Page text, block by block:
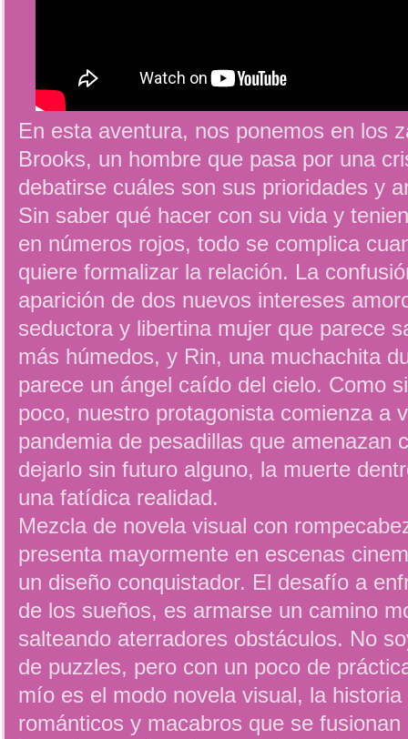
En esta aventura, nos ponemos en los
Brooks, un hombre que pasa por una
debatirse cuáles son sus prioridades y
Sin saber qué hacer con su vida y
en números rojos, todo se complica
quiere formalizar la relación. La
aparición de dos nuevos intereses
seductora y libertina mujer que parece
más húmedos, y Rin, una muchachita
parece un ángel caído del cielo. Como
poco, nuestro protagonista comienza a
pandemia de pesadillas que amenazan
dejarlo sin futuro alguno, la muerte
una fatídica realidad.
Mezcla de novela visual con
presenta mayormente en escenas
un diseño conquistador. El desafío a
de los sueños, es armarse un camino
salteando aterradores obstáculos. No
de puzzles, pero con un poco de
mío es el modo novela visual, la
románticos y macabros que se